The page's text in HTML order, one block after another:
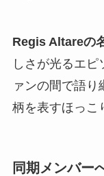
Regis Altareの
しさが光るエ
ァンの間で語り
柄を表すほっこ
同期メンバー